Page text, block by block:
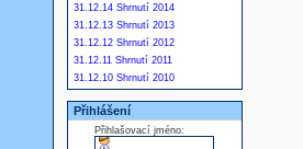
31.12.14 Shrnutí 2014
31.12.13 Shrnutí 2013
31.12.12 Shrnutí 2012
31.12.11 Shrnutí 2011
31.12.10 Shrnutí 2010
Přihlášení
Přihlašovací jméno: